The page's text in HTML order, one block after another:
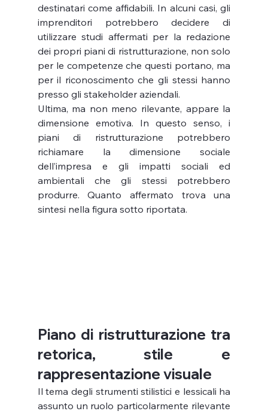
destinatari come affidabili. In alcuni casi, gli
imprenditori potrebbero decidere di
utilizzare studi affermati per la redazione
dei propri piani di ristrutturazione, non solo
per le competenze che questi portano, ma
per il riconoscimento che gli stessi hanno
presso gli stakeholder aziendali.
Ultima, ma non meno rilevante, appare la
dimensione emotiva. In questo senso, i
piani di ristrutturazione potrebbero
richiamare la dimensione sociale
dell’impresa e gli impatti sociali ed
ambientali che gli stessi potrebbero
produrre. Quanto affermato trova una
sintesi nella figura sotto riportata.
Piano di ristrutturazione tra
retorica, stile e
rappresentazione visuale
Il tema degli strumenti stilistici e lessicali ha
assunto un ruolo particolarmente rilevante